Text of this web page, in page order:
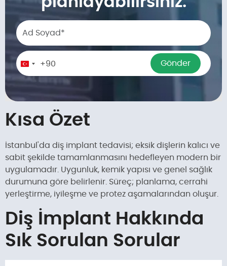
Phone number
Turkey
+90 Gönder
Kısa Özet
İstanbul'da diş implant tedavisi; eksik dişlerin kalıcı ve
sabit şekilde tamamlanmasını hedefleyen modern bir
uygulamadır. Uygunluk, kemik yapısı ve genel sağlık
durumuna göre belirlenir. Süreç; planlama, cerrahi
yerleştirme, iyileşme ve protez aşamalarından oluşur.
Diş İmplant Hakkında
Sık Sorulan Sorular